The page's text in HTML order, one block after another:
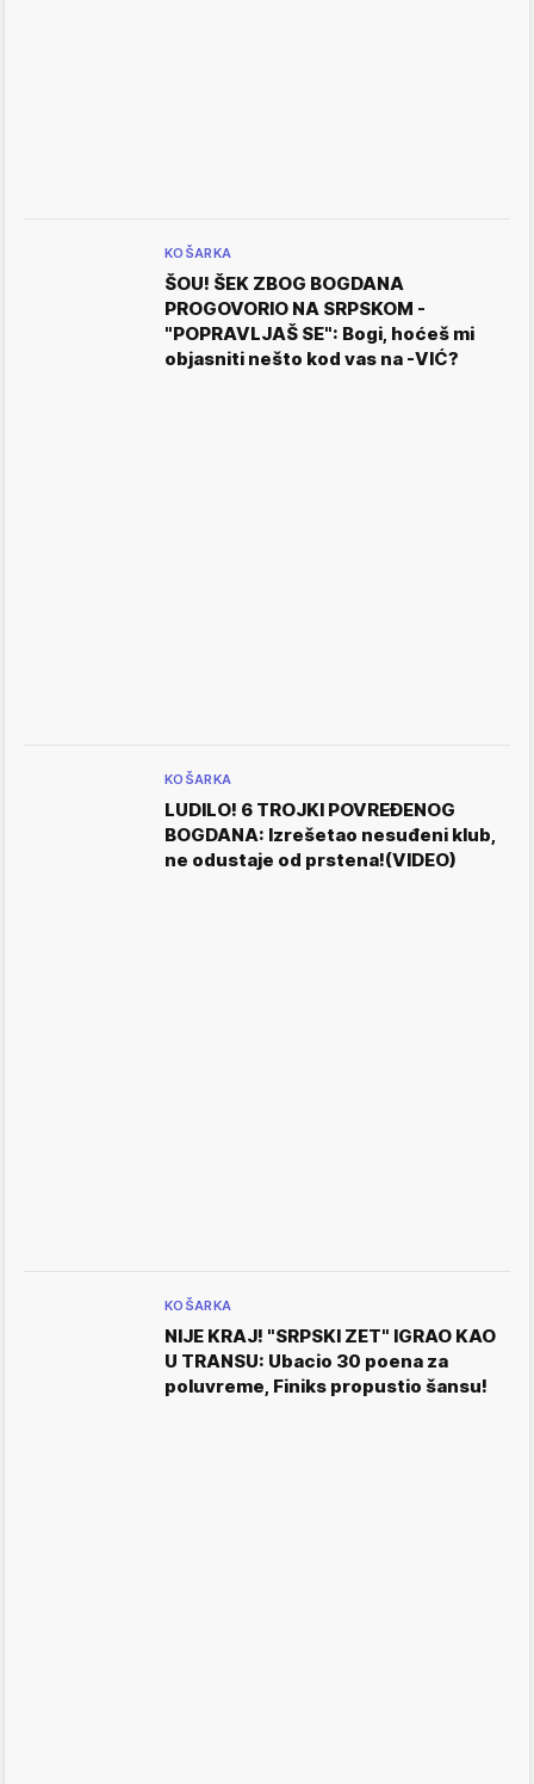
KOŠARKA
ŠOU! ŠEK ZBOG BOGDANA
PROGOVORIO NA SRPSKOM -
"POPRAVLJAŠ SE": Bogi, hoćeš mi
objasniti nešto kod vas na -VIĆ?
KOŠARKA
LUDILO! 6 TROJKI POVREĐENOG
BOGDANA: Izrešetao nesuđeni klub,
ne odustaje od prstena!(VIDEO)
KOŠARKA
NIJE KRAJ! "SRPSKI ZET" IGRAO KAO
U TRANSU: Ubacio 30 poena za
poluvreme, Finiks propustio šansu!